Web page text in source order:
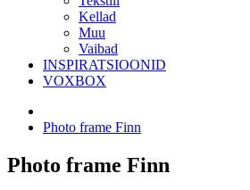
Kellad
Muu
Vaibad
INSPIRATSIOONID
VOXBOX
Photo frame Finn
Photo frame Finn